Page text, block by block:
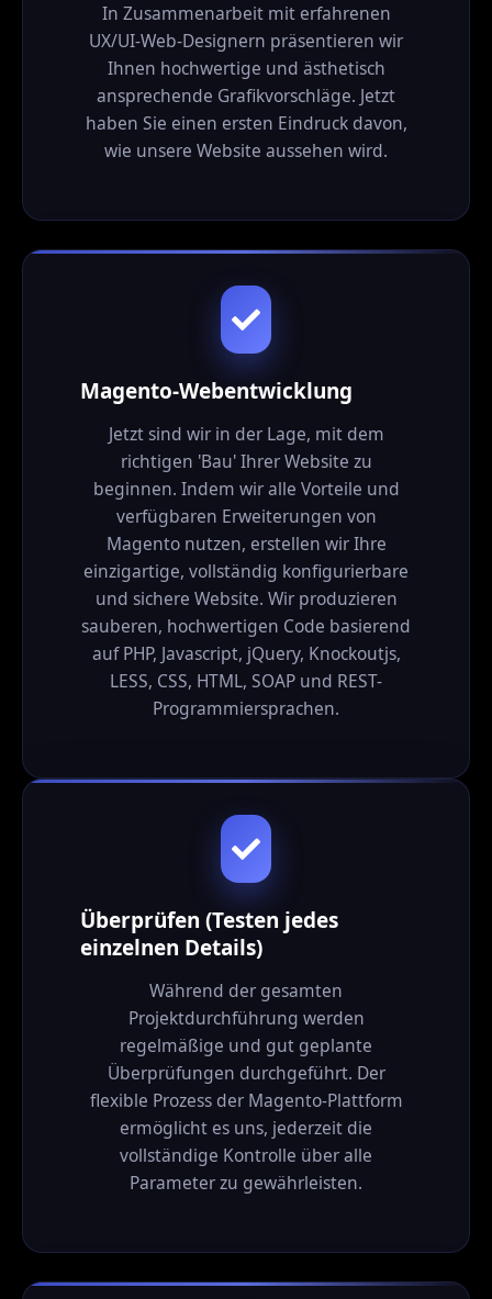
In Zusammenarbeit mit erfahrenen
UX/UI-Web-Designern präsentieren wir
Ihnen hochwertige und ästhetisch
ansprechende Grafikvorschläge. Jetzt
haben Sie einen ersten Eindruck davon,
wie unsere Website aussehen wird.
Magento-Webentwicklung
Jetzt sind wir in der Lage, mit dem
richtigen 'Bau' Ihrer Website zu
beginnen. Indem wir alle Vorteile und
verfügbaren Erweiterungen von
Magento nutzen, erstellen wir Ihre
einzigartige, vollständig konfigurierbare
und sichere Website. Wir produzieren
sauberen, hochwertigen Code basierend
auf PHP, Javascript, jQuery, Knockoutjs,
LESS, CSS, HTML, SOAP und REST-
Programmiersprachen.
Überprüfen (Testen jedes
einzelnen Details)
Während der gesamten
Projektdurchführung werden
regelmäßige und gut geplante
Überprüfungen durchgeführt. Der
flexible Prozess der Magento-Plattform
ermöglicht es uns, jederzeit die
vollständige Kontrolle über alle
Parameter zu gewährleisten.